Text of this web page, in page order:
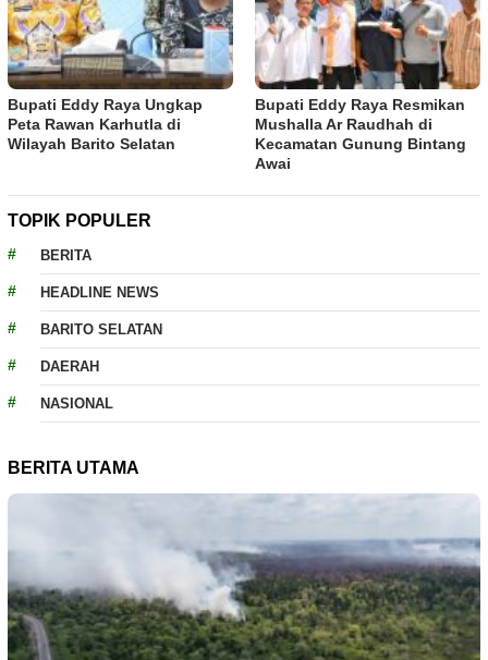
Bupati Eddy Raya Ungkap
Peta Rawan Karhutla di
Wilayah Barito Selatan
Bupati Eddy Raya Resmikan
Mushalla Ar Raudhah di
Kecamatan Gunung Bintang
Awai
TOPIK POPULER
BERITA
HEADLINE NEWS
BARITO SELATAN
DAERAH
NASIONAL
BERITA UTAMA